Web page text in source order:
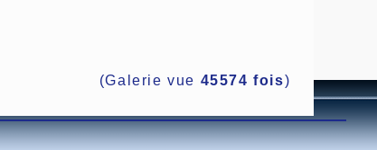
(Galerie vue 45574 fois)